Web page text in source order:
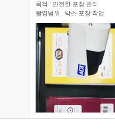
목적 : 안전한 포장 관리
촬영범위 : 박스 포장 작업